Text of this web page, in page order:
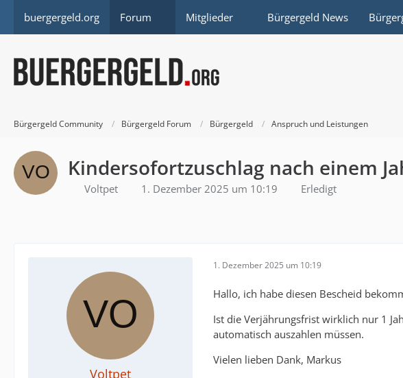
buergergeld.org Forum Mitglieder Bürgergeld News
Bürgergeld Community Bürgergeld Forum Bürgergeld Anspruch und Leistungen
Kindersofortzuschlag nach einem
Voltpet 1. Dezember 2025 um 10:19 Erledigt
Voltpet
1. Dezember 2025 um 10:19
Hallo, ich habe diesen Bescheid
Ist die Verjährungsfrist wirklich nur 1
automatisch auszahlen müssen.
Vielen lieben Dank, Markus